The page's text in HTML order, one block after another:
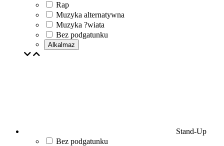
Rap
Muzyka alternatywna
Muzyka ?wiata
Bez podgatunku
Alkalmaz
Stand-Up
Bez podgatunku